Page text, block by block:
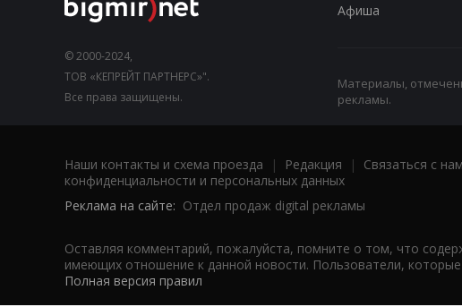
© 2000-2024,
ТОВ «КЕПРЕЙТ ПАРТНЕРС»".
Все права защищены.
Афиша
Материалы,
рекламы.
Наши контакты и схема проезда | Редакция | Связаться с
конфиденциальности и персональных данных
Реклама на сайте: Отдел продаж digital рекламы
Оставляя комментарий, пожалуйста, помните о том, что
имеющих отношение к данной новости. Пользователи,
Полная версия правил